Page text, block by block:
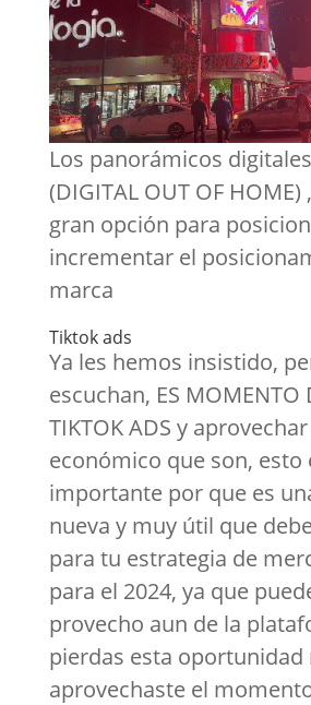
Los panorámicos
(DIGITAL OUT OF HOME)
gran opción para
incrementar el
marca
Tiktok ads
Ya les hemos insistido,
escuchan, ES MOMENTO
TIKTOK ADS y
económico que son, esto
importante por que es
nueva y muy útil que
para tu estrategia de
para el 2024, ya que
provecho aun de la
pierdas esta oportunidad
aprovechaste el